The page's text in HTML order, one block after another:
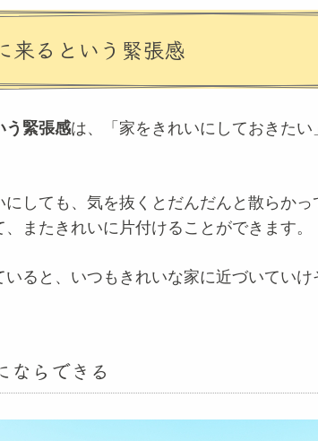
来るという緊張感
う緊張感は、「家をきれいにしておきた
しても、気を抜くとだんだんと散らか
またきれいに片付けることができます。
ると、いつもきれいな家に近づいていけ
ならできる